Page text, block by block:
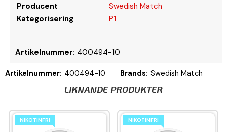
Producent
Swedish Match
Kategorisering
P1
Artikelnummer: 400494-10
Artikelnummer: 400494-10 Brands: Swedish Match
LIKNANDE PRODUKTER
NIKOTINFRI NIKOTINFRI